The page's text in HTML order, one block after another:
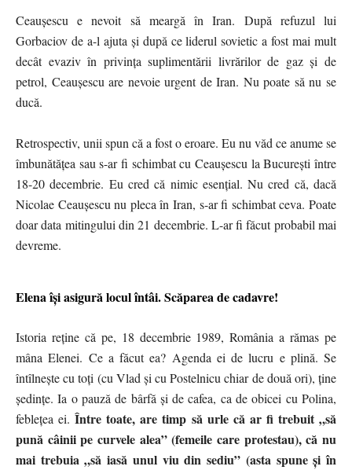
Ceaușescu e nevoit să meargă în Iran. După refuzul lui
Gorbaciov de a-l ajuta și după ce liderul sovietic a fost mai mult
decât evaziv în privința suplimentării livrărilor de gaz și de
petrol, Ceaușescu are nevoie urgent de Iran. Nu poate să nu se
ducă.
Retrospectiv, unii spun că a fost o eroare. Eu nu văd ce anume se
îmbunătățea sau s-ar fi schimbat cu Ceaușescu la București între
18-20 decembrie. Eu cred că nimic esențial. Nu cred că, dacă
Nicolae Ceaușescu nu pleca în Iran, s-ar fi schimbat ceva. Poate
doar data mitingului din 21 decembrie. L-ar fi făcut probabil mai
devreme.
Elena își asigură locul întâi. Scăparea de cadavre!
Istoria reține că pe, 18 decembrie 1989, România a rămas pe
mâna Elenei. Ce a făcut ea? Agenda ei de lucru e plină. Se
întîlnește cu toți (cu Vlad și cu Postelnicu chiar de două ori), ține
ședințe. Ia o pauză de bârfă și de cafea, ca de obicei cu Polina,
feblețea ei.Între toate, are timp să urle că ar fi trebuit „să
pună câinii pe curvele alea” (femeile care protestau), că nu
mai trebuia „să iasă unul viu din sediu” (asta spune și în